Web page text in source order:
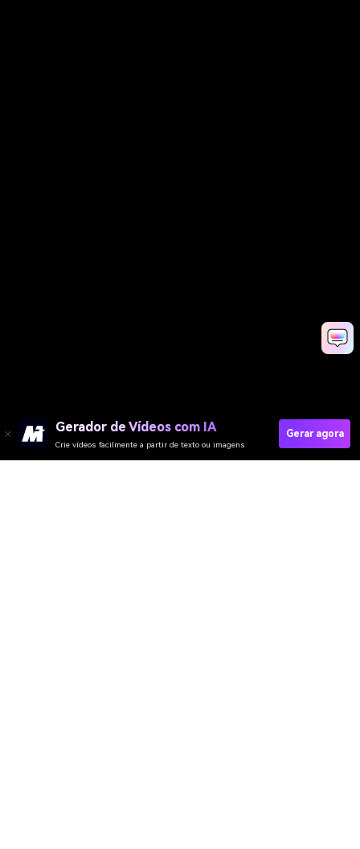
Gerador de Vídeos com IA
Crie vídeos facilmente a partir de texto ou imagens
Gerar agora